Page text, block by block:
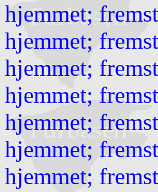
hjemmet;
hjemmet;
hjemmet;
hjemmet;
hjemmet;
hjemmet;
hjemmet;